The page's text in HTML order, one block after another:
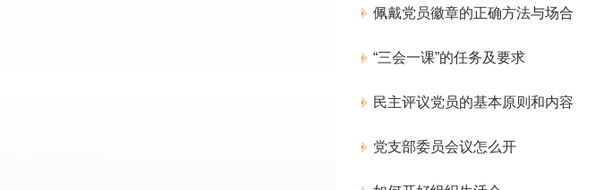
佩戴党员徽章的正确方法与场合
“三会一课”的任务及要求
民主评议党员的基本原则和内容
党支部委员会议怎么开